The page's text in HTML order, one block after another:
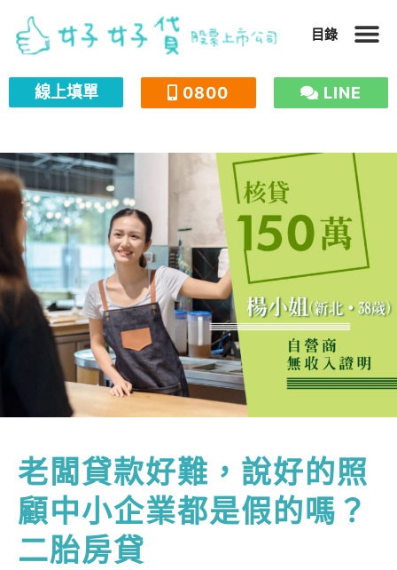
至
主
要
容
目錄
線上填單 0800 LINE
老闆貸款好難，說好的照
顧中小企業都是假的嗎？
二胎房貸